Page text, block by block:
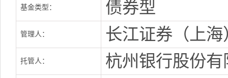
基金类型： 债券型
管理人： 长江证券（上
托管人： 杭州银行股份有